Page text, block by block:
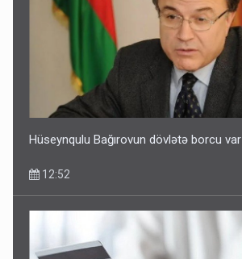
Hüseynqulu Bağırovun dövlətə borcu
12:52